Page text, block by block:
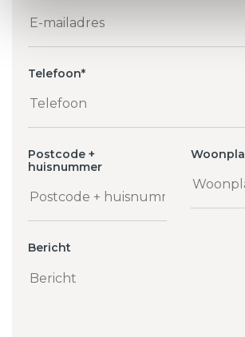
Telefoon*
Postcode +
huisnummer
Bericht